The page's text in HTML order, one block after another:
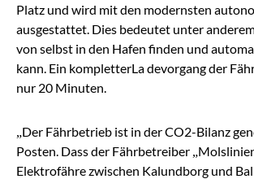
Platz und wird mit den modernsten
ausgestattet. Dies bedeutet unter
von selbst in den Hafen finden und
kann. Ein kompletterLa devorgang der
nur 20 Minuten.
„Der Fährbetrieb ist in der CO2-Bilanz
Posten. Dass der Fährbetreiber
Elektrofähre zwischen Kalundborg und